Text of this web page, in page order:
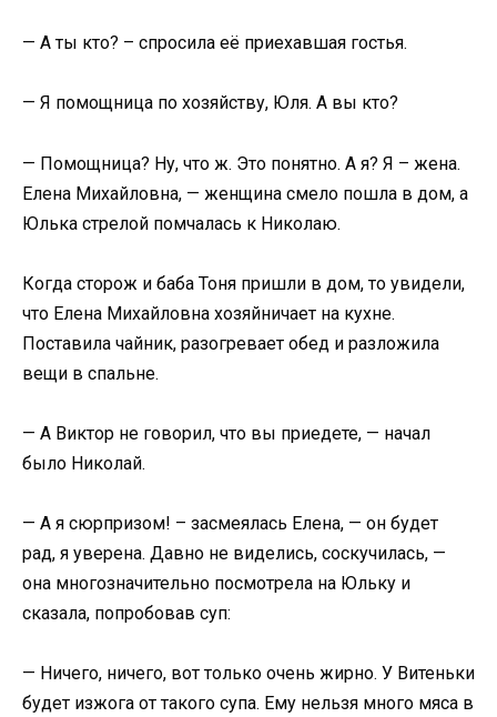
— А ты кто? – спросила её приехавшая гостья.
— Я помощница по хозяйству, Юля. А вы кто?
— Помощница? Ну, что ж. Это понятно. А я? Я – жена.
Елена Михайловна, — женщина смело пошла в дом, а
Юлька стрелой помчалась к Николаю.
Когда сторож и баба Тоня пришли в дом, то увидели,
что Елена Михайловна хозяйничает на кухне.
Поставила чайник, разогревает обед и разложила
вещи в спальне.
— А Виктор не говорил, что вы приедете, — начал
было Николай.
— А я сюрпризом! – засмеялась Елена, — он будет
рад, я уверена. Давно не виделись, соскучилась, —
она многозначительно посмотрела на Юльку и
сказала, попробовав суп:
— Ничего, ничего, вот только очень жирно. У Витеньки
будет изжога от такого супа. Ему нельзя много мяса в